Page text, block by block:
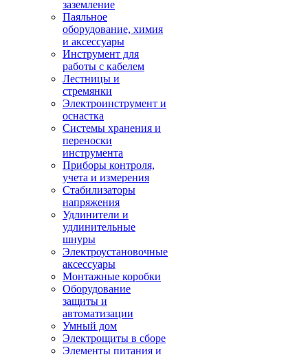
заземление
Паяльное
оборудование, химия
и аксессуары
Инструмент для
работы с кабелем
Лестницы и
стремянки
Электроинструмент и
оснастка
Системы хранения и
переноски
инструмента
Приборы контроля,
учета и измерения
Стабилизаторы
напряжения
Удлинители и
удлинительные
шнуры
Электроустановочные
аксессуары
Монтажные коробки
Оборудование
защиты и
автоматизации
Умный дом
Электрощиты в сборе
Элементы питания и